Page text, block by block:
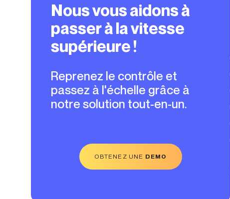
Nous vous aidons à
passer à la vitesse
supérieure !
Reprenez le contrôle et
passez à l'échelle grâce à
notre solution tout-en-un.
OBTENEZ UNE DEMO